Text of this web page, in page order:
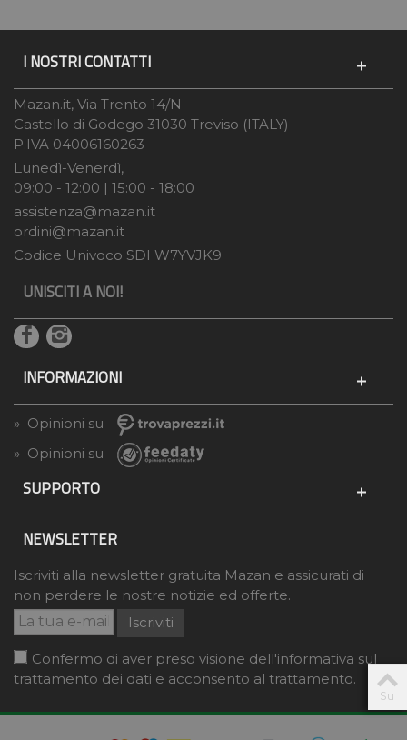
I NOSTRI CONTATTI
Mazan.it, Via Trento 14/N
Castello di Godego 31030 Treviso (ITALY)
P.IVA 04006160263
Lunedì-Venerdì,
09:00 - 12:00 | 15:00 - 18:00
assistenza@mazan.it
ordini@mazan.it
Codice Univoco SDI W7YVJK9
UNISCITI A NOI!
INFORMAZIONI
» Opinioni su
» Opinioni su
SUPPORTO
NEWSLETTER
Iscriviti alla newsletter gratuita Mazan e assicurati di
non perdere le nostre notizie ed offerte.
Iscriviti
Confermo di aver preso visione dell'informativa sul
trattamento dei dati e acconsento al trattamento.
Su